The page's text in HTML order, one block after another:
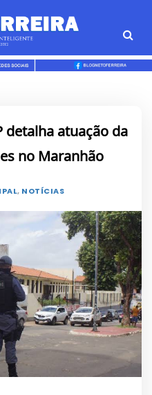
detalha atuação da
no Maranhão
, NOTÍCIAS